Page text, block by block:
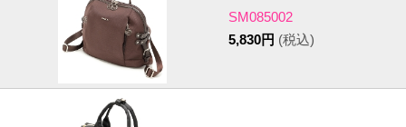
SM085002
5,830円 (税込)